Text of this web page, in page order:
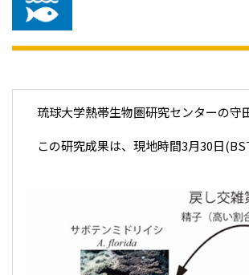
琉球大学熱帯生物圏研究センターの守
この研究成果は、現地時間3月30日